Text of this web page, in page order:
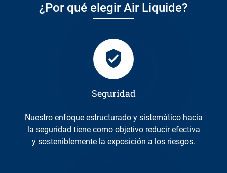
¿Por qué elegir Air Liquide?
Seguridad
Nuestro enfoque estructurado y sistemático hacia
la seguridad tiene como objetivo reducir efectiva
y sosteniblemente la exposición a los riesgos.